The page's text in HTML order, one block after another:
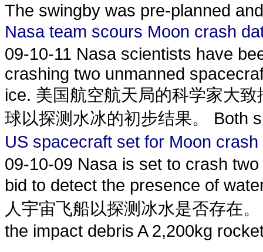
The swingby was pre-planned
Nasa team scours Moon crash
09-10-11 Nasa scientists have
crashing two unmanned
ice. 美国航空航天局的科学家大
球以探测水冰的初步结果。 Both
US spacecraft set for Moon
09-10-09 Nasa is set to crash
bid to detect the presence of
人宇宙飞船以探测冰水是否存在
the impact debris A 2,200kg